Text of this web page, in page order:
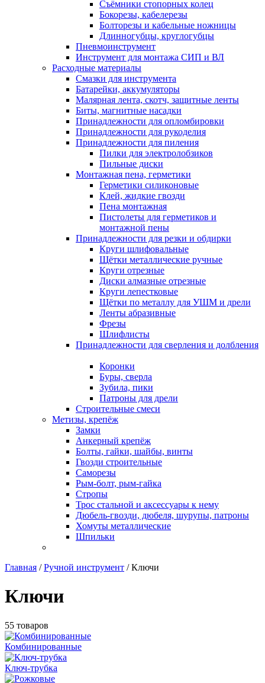
Съёмники стопорных колец
Бокорезы, кабелерезы
Болторезы и кабельные ножницы
Длинногубцы, круглогубцы
Пневмоинструмент
Инструмент для монтажа СИП и ВЛ
Расходные материалы
Смазки для инструмента
Батарейки, аккумуляторы
Малярная лента, скотч, защитные ленты
Биты, магнитные насадки
Принадлежности для опломбировки
Принадлежности для рукоделия
Принадлежности для пиления
Пилки для электролобзиков
Пильные диски
Монтажная пена, герметики
Герметики силиконовые
Клей, жидкие гвозди
Пена монтажная
Пистолеты для герметиков и
монтажной пены
Принадлежности для резки и обдирки
Круги шлифовальные
Щётки металлические ручные
Круги отрезные
Диски алмазные отрезные
Круги лепестковые
Щётки по металлу для УШМ и дрели
Ленты абразивные
Фрезы
Шлифлисты
Принадлежности для сверления и долбления
Коронки
Буры, сверла
Зубила, пики
Патроны для дрели
Строительные смеси
Метизы, крепёж
Замки
Анкерный крепёж
Болты, гайки, шайбы, винты
Гвозди строительные
Саморезы
Рым-болт, рым-гайка
Стропы
Трос стальной и аксессуары к нему
Дюбель-гвозди, дюбеля, шурупы, патроны
Хомуты металлические
Шпильки
Главная /Ручной инструмент /Ключи
Ключи
55 товаров
Комбинированные
Ключ-трубка